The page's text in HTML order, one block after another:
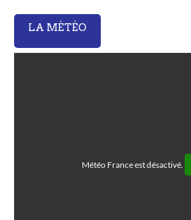
LA MÉTÉO
Météo France est désactivé.